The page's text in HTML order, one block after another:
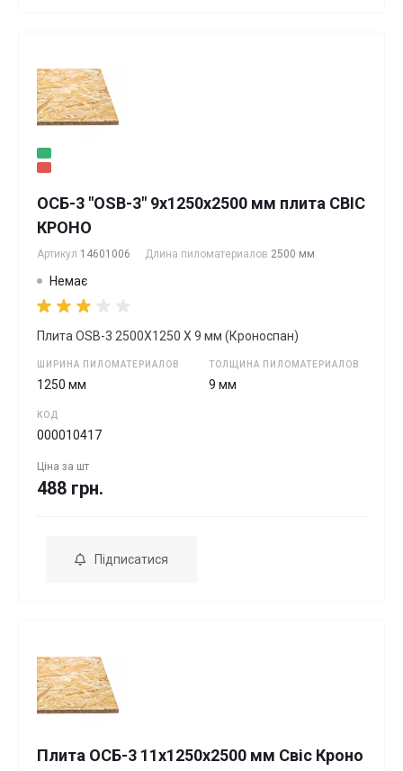
ОСБ-3 "OSB-3" 9х1250х2500 мм плита СВІС
КРОНО
Артикул 14601006 Длина пиломатериалов 2500 мм
Немає
Плита OSB-3 2500Х1250 Х 9 мм (Кроноспан)
ШИРИНА ПИЛОМАТЕРИАЛОВ
1250 мм
ТОЛЩИНА ПИЛОМАТЕРИАЛОВ
9 мм
КОД
000010417
Ціна за шт
488 грн.
Підписатися
Плита ОСБ-3 11х1250х2500 мм Свіс Кроно